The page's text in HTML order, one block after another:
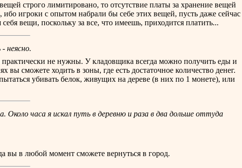
строго лимитировано, то отсутствие платы за хранение вещей
игроки с опытом набрали бы себе этих вещей, пусть даже сейчас
вещи, поскольку за все, что имеешь, приходится платить...
неясно.
не нужны. У кладовщика всегда можно получить еды и
сможете ходить в зоны, где есть достаточное количество денег.
убивать белок, живущих на дереве (в них по 1 монете), или
часа я искал путь в деревню и раза в два дольше оттуда
вы в любой момент сможете вернуться в город.